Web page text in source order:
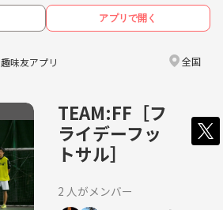
アプリで開く
趣味友アプリ 全国
TEAM:FF［フ
ライデーフッ
トサル］
2 人がメンバー